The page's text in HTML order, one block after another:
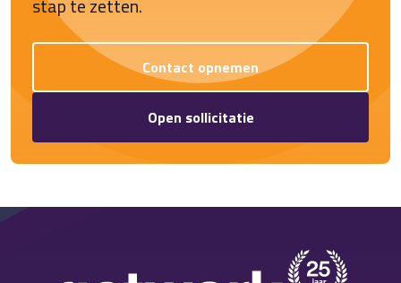
stap te zetten.
Contact opnemen
Open sollicitatie